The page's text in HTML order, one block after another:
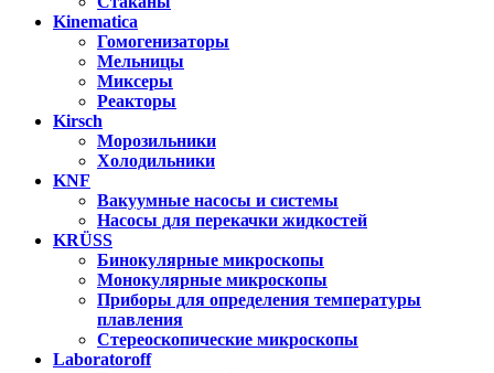
Kinematica
Гомогенизаторы
Мельницы
Миксеры
Реакторы
Kirsch
Морозильники
Холодильники
KNF
Вакуумные насосы и системы
Насосы для перекачки жидкостей
KRÜSS
Бинокулярные микроскопы
Монокулярные микроскопы
Приборы для определения температуры
плавления
Стереоскопические микроскопы
Laboratoroff